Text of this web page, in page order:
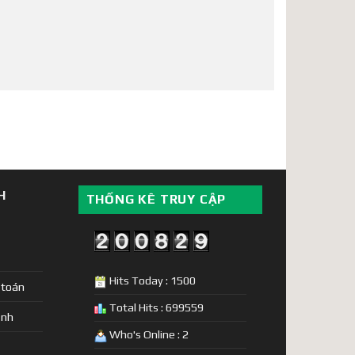
THỐNG KÊ TRUY CẬP
Hits Today : 1500
Total Hits : 699559
Who's Online : 2